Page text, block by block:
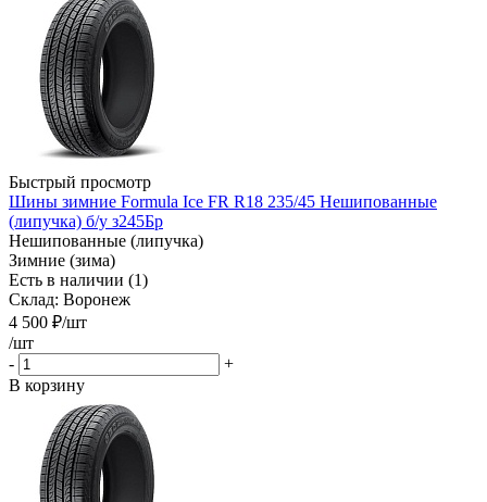
Быстрый просмотр
Шины зимние Formula Ice FR R18 235/45 Нешипованные
(липучка) б/у з245Бр
Нешипованные (липучка)
Зимние (зима)
Есть в наличии (1)
Склад: Воронеж
4 500 ₽/шт
/шт
-
+
В корзину